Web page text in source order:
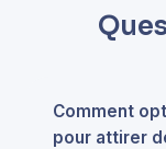
Comment
pour attirer